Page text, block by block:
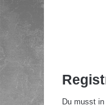
Du musst